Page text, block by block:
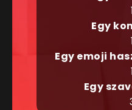
Egy
Egy emoji
Egy